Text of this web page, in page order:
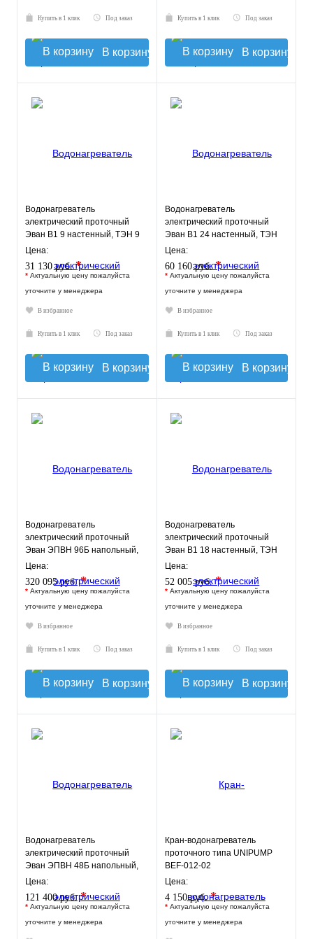
Купить в 1 клик Под заказ
В корзину
Купить в 1 клик Под заказ
В корзину
Водонагреватель
электрический проточный
Эван В1 9 настенный, ТЭН 9
кВт.
Цена:
31 130 руб.*
* Актуальную цену пожалуйста
уточните у менеджера
В избранное
Купить в 1 клик Под заказ
В корзину
Водонагреватель
электрический проточный
Эван В1 24 настенный, ТЭН
24 кВт.
Цена:
60 160 руб.*
* Актуальную цену пожалуйста
уточните у менеджера
В избранное
Купить в 1 клик Под заказ
В корзину
Водонагреватель
электрический проточный
Эван ЭПВН 96Б напольный,
ТЭН 96 кВт.
Цена:
320 095 руб.*
* Актуальную цену пожалуйста
уточните у менеджера
В избранное
Купить в 1 клик Под заказ
В корзину
Водонагреватель
электрический проточный
Эван В1 18 настенный, ТЭН
18 кВт.
Цена:
52 005 руб.*
* Актуальную цену пожалуйста
уточните у менеджера
В избранное
Купить в 1 клик Под заказ
В корзину
Водонагреватель
электрический проточный
Эван ЭПВН 48Б напольный,
ТЭН 48 кВт.
Цена:
121 400 руб.*
* Актуальную цену пожалуйста
уточните у менеджера
Кран-водонагреватель
проточного типа UNIPUMP
BEF-012-02
Цена:
4 150 руб.*
* Актуальную цену пожалуйста
уточните у менеджера